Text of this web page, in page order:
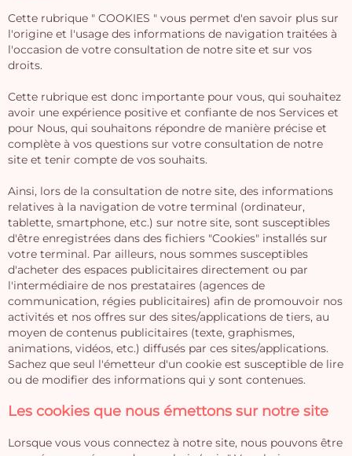
Cette rubrique " COOKIES " vous permet d'en savoir plus sur
l'origine et l'usage des informations de navigation traitées à
l'occasion de votre consultation de notre site et sur vos
droits.
Cette rubrique est donc importante pour vous, qui souhaitez
avoir une expérience positive et confiante de nos Services et
pour Nous, qui souhaitons répondre de manière précise et
complète à vos questions sur votre consultation de notre
site et tenir compte de vos souhaits.
Ainsi, lors de la consultation de notre site, des informations
relatives à la navigation de votre terminal (ordinateur,
tablette, smartphone, etc.) sur notre site, sont susceptibles
d'être enregistrées dans des fichiers "Cookies" installés sur
votre terminal. Par ailleurs, nous sommes susceptibles
d'acheter des espaces publicitaires directement ou par
l'intermédiaire de nos prestataires (agences de
communication, régies publicitaires) afin de promouvoir nos
activités et nos offres sur des sites/applications de tiers, au
moyen de contenus publicitaires (texte, graphismes,
animations, vidéos, etc.) diffusés par ces sites/applications.
Sachez que seul l'émetteur d'un cookie est susceptible de lire
ou de modifier des informations qui y sont contenues.
Les cookies que nous émettons sur notre site
Lorsque vous vous connectez à notre site, nous pouvons être